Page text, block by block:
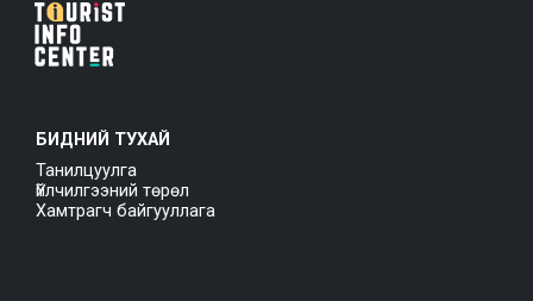
БИДНИЙ ТУХАЙ
Танилцуулга
Үйлчилгээний төрөл
Хамтрагч байгууллага